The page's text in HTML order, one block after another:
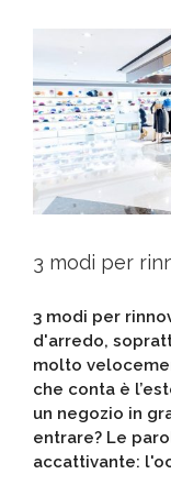
3 modi per
3 modi per
d'arredo,
molto
che conta è
un negozio in
entrare? Le
accattivante: